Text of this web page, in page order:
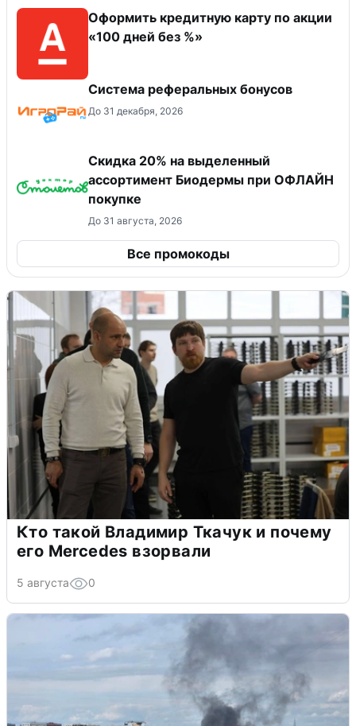
Оформить кредитную карту по акции
«100 дней без %»
Система реферальных бонусов
До 31 декабря, 2026
Скидка 20% на выделенный
ассортимент Биодермы при ОФЛАЙН
покупке
До 31 августа, 2026
Все промокоды
Кто такой Владимир Ткачук и почему
его Mercedes взорвали
5 августа 0